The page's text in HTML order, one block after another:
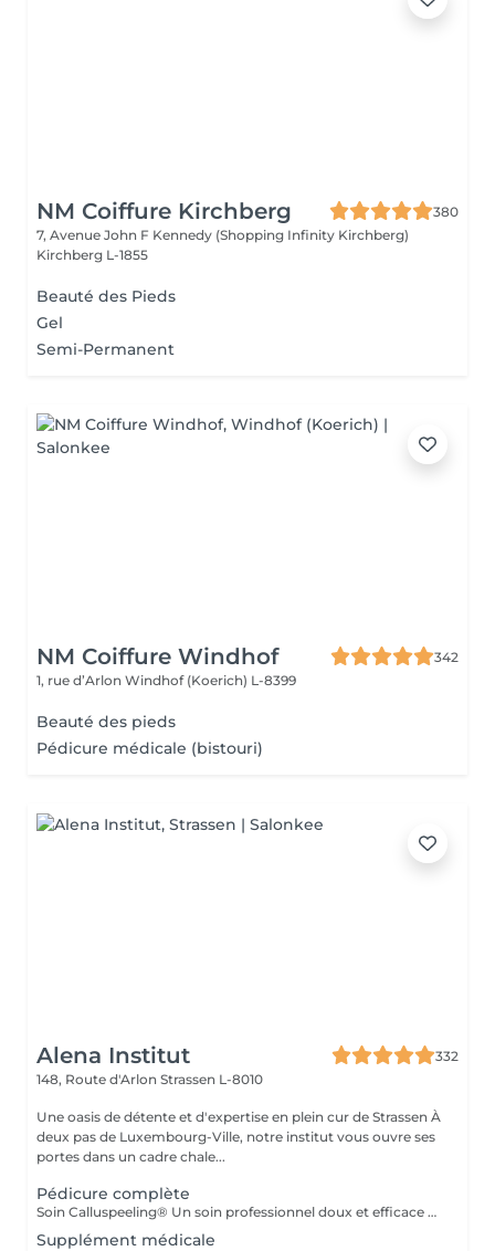
NM Coiffure Kirchberg
380
7, Avenue John F Kennedy (Shopping Infinity Kirchberg)
Kirchberg L-1855
Beauté des Pieds
Gel
Semi-Permanent
NM Coiffure Windhof
342
1, rue d’Arlon Windhof (Koerich) L-8399
Beauté des pieds
Pédicure médicale (bistouri)
Alena Institut
332
148, Route d'Arlon Strassen L-8010
Une oasis de détente et d'expertise en plein cur de Strassen À
deux pas de Luxembourg-Ville, notre institut vous ouvre ses
portes dans un cadre chale...
Pédicure complète
Soin Calluspeeling® Un soin professionnel doux et efficace qui élimine les callosités, talons secs et rugosités sans lame ni fraise. Les patches aux extraits végétaux lissent la peau, réparent en profondeur et laissent les pieds incroyablement doux dès la première séance.
Supplément médicale